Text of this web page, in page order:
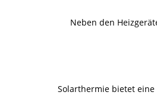
Neben den
Solarthermie bietet